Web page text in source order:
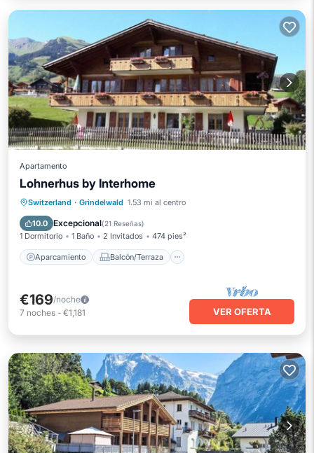
Apartamento
Lohnerhus by Interhome
Switzerland · Grindelwald 1.53 mi al centro
10.0 Excepcional(21 Reseñas)
1 Dormitorio 1 Baño 2 Invitados 474 pies²
Aparcamiento Balcón/Terraza
Aparcamiento
Balcón/Terraza
Cocina
Internet
€169/noche
7 noches - €1,181 VER OFERTA